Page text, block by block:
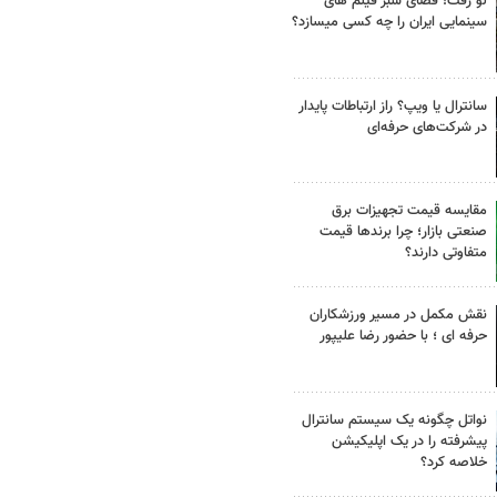
سینمایی ایران را چه کسی میسازد؟
سانترال یا ویپ؟ راز ارتباطات پایدار
در شرکت‌های حرفه‌ای
مقایسه قیمت تجهیزات برق
صنعتی بازار؛ چرا برندها قیمت
متفاوتی دارند؟
نقش مکمل در مسیر ورزشکاران
حرفه ای ؛ با حضور رضا علیپور
نواتل چگونه یک سیستم سانترال
پیشرفته را در یک اپلیکیشن
خلاصه کرد؟